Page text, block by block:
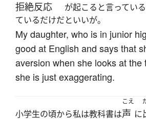
拒絶反応 が起こると言っている
ているだけだといいが。
My daughter, who is in junior
good at English and says that
aversion when she looks at the
she is just exaggerating.
小学生の頃から私は教科書は
こえ
声 に